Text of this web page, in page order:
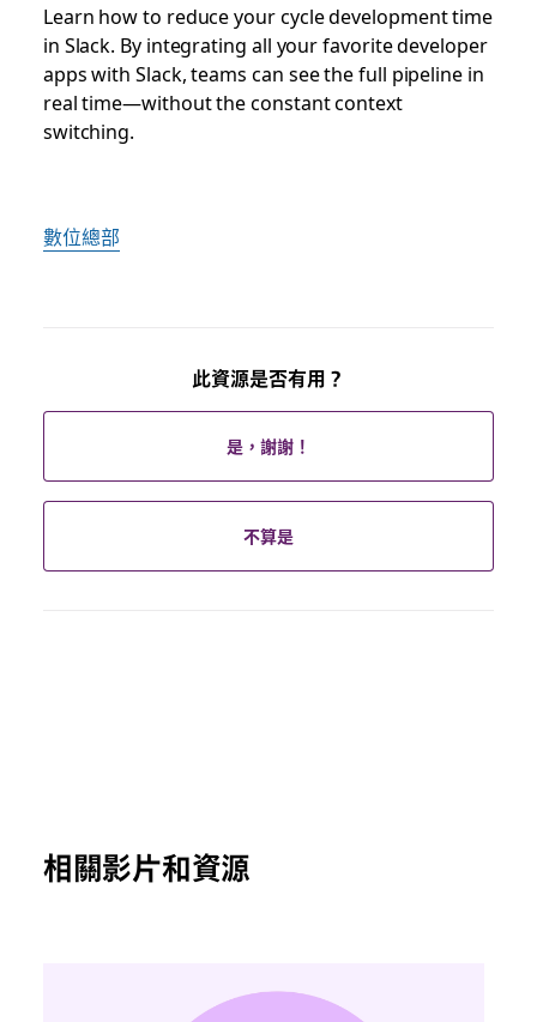
Learn how to reduce your cycle development time
in Slack. By integrating all your favorite developer
apps with Slack, teams can see the full pipeline in
real time—without the constant context
switching.
數位總部
此資源是否有用？
是，謝謝！
不算是
相關影片和資源